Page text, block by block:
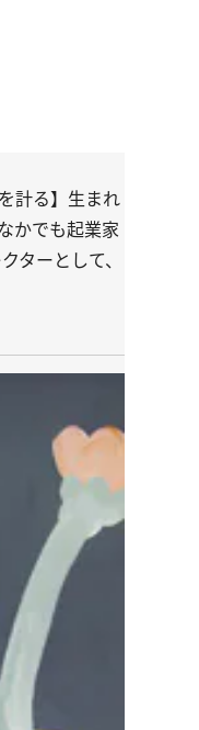
計る】生まれ
かでも起業家
ーとして、